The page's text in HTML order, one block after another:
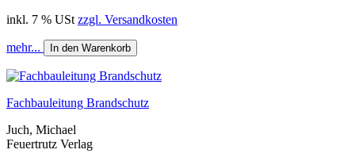
inkl. 7 % USt zzgl. Versandkosten
mehr... In den Warenkorb
Fachbauleitung Brandschutz
Juch, Michael
Feuertrutz Verlag